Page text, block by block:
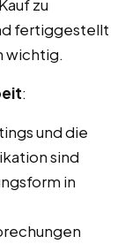
zu
fertiggestellt
wichtig.
:
und die
sind
in